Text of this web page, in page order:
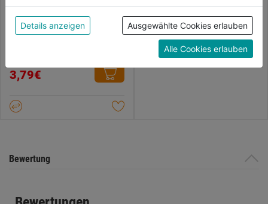
Mauerhaken gebläut 50mm
6Stk.
von
Sternen.
3,79€
0.0
von
5
Sternen.
3,79€
Bewertung
der Verwendung aller Cookies zu. Unter "Details
anzeigen" findest du alle Infos zu den
unterschiedlichen Cookies, unter "Cookies
Konfigurieren" kannst du auswählen, welche Cookies
du zulassen möchtest und welche nicht.
Weitere Informationen findest du in unserer
Details anzeigen Ausgewählte Cookies erlauben
Alle Cookies erlauben